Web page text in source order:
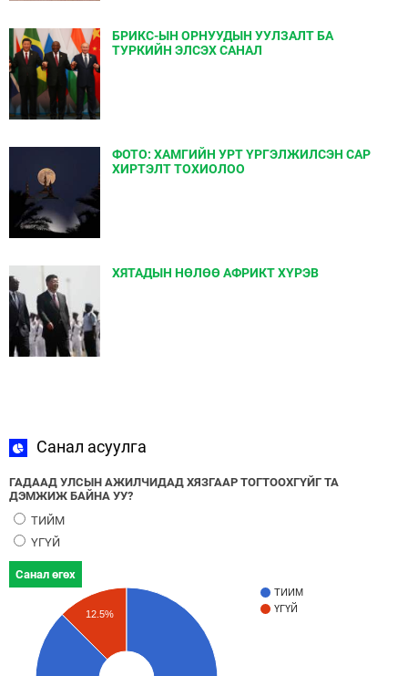
БРИКС-ЫН ОРНУУДЫН УУЛЗАЛТ БА
ТУРКИЙН ЭЛСЭХ САНАЛ
ФОТО: ХАМГИЙН УРТ ҮРГЭЛЖИЛСЭН САР
ХИРТЭЛТ ТОХИОЛОО
ХЯТАДЫН НӨЛӨӨ АФРИКТ ХҮРЭВ
Санал асуулга
ГАДААД УЛСЫН АЖИЛЧИДАД ХЯЗГААР ТОГТООХГҮЙГ ТА
ДЭМЖИЖ БАЙНА УУ?
ТИЙМ
ҮГҮЙ
Санал өгөх
ТИЙМ
ҮГҮЙ
12.5%